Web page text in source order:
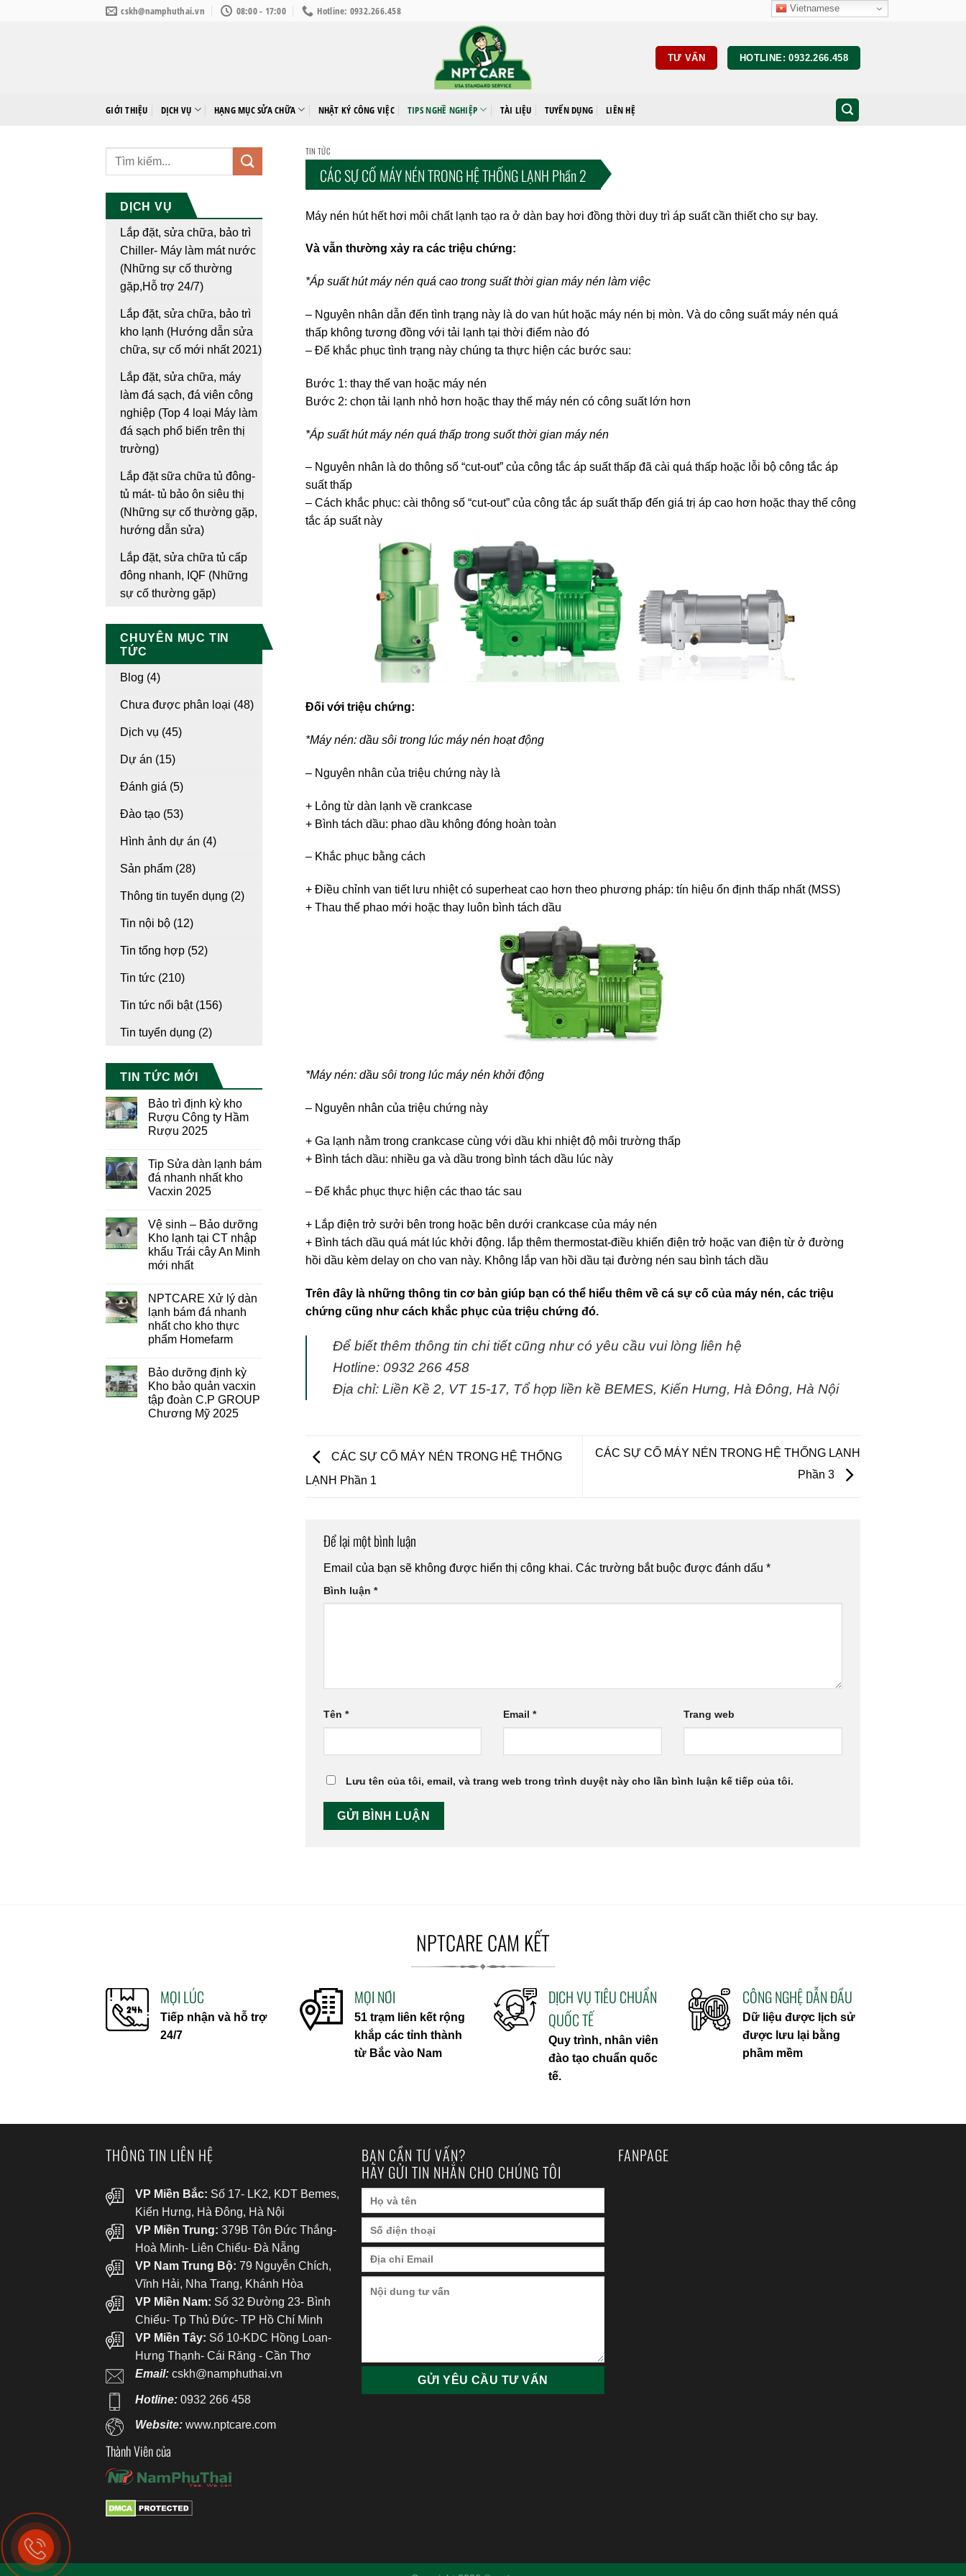
cskh@namphuthai.vn 08:00 - 17:00 Hotline: 0932.266.458
TƯ VẤN HOTLINE: 0932.266.458
GIỚI THIỆU DỊCH VỤ HẠNG MỤC SỬA CHỮA NHẬT KÝ CÔNG VIỆC TIPS NGHỀ NGHIỆP TÀI LIỆU TUYỂN DỤNG LIÊN HỆ
DỊCH VỤ
Lắp đặt, sửa chữa, bảo trì
Chiller- Máy làm mát nước
(Những sự cố thường
gặp,Hỗ trợ 24/7)
Lắp đặt, sửa chữa, bảo trì
kho lạnh (Hướng dẫn sửa
chữa, sự cố mới nhất 2021)
Lắp đặt, sửa chữa, máy
làm đá sạch, đá viên công
nghiệp (Top 4 loại Máy làm
đá sạch phổ biến trên thị
trường)
Lắp đặt sữa chữa tủ đông-
tủ mát- tủ bảo ôn siêu thị
(Những sự cố thường gặp,
hướng dẫn sửa)
Lắp đặt, sửa chữa tủ cấp
đông nhanh, IQF (Những
sự cố thường gặp)
CHUYÊN MỤC TIN
TỨC
Blog (4)
Chưa được phân loại (48)
Dịch vụ (45)
Dự án (15)
Đánh giá (5)
Đào tạo (53)
Hình ảnh dự án (4)
Sản phẩm (28)
Thông tin tuyển dụng (2)
Tin nội bộ (12)
Tin tổng hợp (52)
Tin tức (210)
Tin tức nổi bật(156)
Tin tuyển dụng (2)
TIN TỨC MỚI
Bảo trì định kỳ kho
Rượu Công ty Hầm
Rượu 2025
Tip Sửa dàn lạnh bám
đá nhanh nhất kho
Vacxin 2025
Vệ sinh – Bảo dưỡng
Kho lạnh tại CT nhập
khẩu Trái cây An Minh
mới nhất
NPTCARE Xử lý dàn
lạnh bám đá nhanh
nhất cho kho thực
phẩm Homefarm
Bảo dưỡng định kỳ
Kho bảo quản vacxin
tập đoàn C.P GROUP
Chương Mỹ 2025
TIN TỨC
CÁC SỰ CỐ MÁY NÉN TRONG HỆ THỐNG LẠNH Phần 2
Máy nén hút hết hơi môi chất lạnh tạo ra ở dàn bay hơi đồng thời duy trì áp suất cần thiết cho sự bay.
Và vẫn thường xảy ra các triệu chứng:
*Áp suất hút máy nén quá cao trong suất thời gian máy nén làm việc
– Nguyên nhân dẫn đến tình trạng này là do van hút hoặc máy nén bị mòn. Và do công suất máy nén quá
thấp không tương đồng với tải lạnh tại thời điểm nào đó
– Để khắc phục tình trạng này chúng ta thực hiện các bước sau:
Bước 1: thay thế van hoặc máy nén
Bước 2: chọn tải lạnh nhỏ hơn hoặc thay thế máy nén có công suất lớn hơn
*Áp suất hút máy nén quá thấp trong suốt thời gian máy nén
– Nguyên nhân là do thông số “cut-out” của công tắc áp suất thấp đã cài quá thấp hoặc lỗi bộ công tắc áp
suất thấp
– Cách khắc phục: cài thông số “cut-out” của công tắc áp suất thấp đến giá trị áp cao hơn hoặc thay thế công
tắc áp suất này
Đối với triệu chứng:
*Máy nén: dầu sôi trong lúc máy nén hoạt động
– Nguyên nhân của triệu chứng này là
+ Lỏng từ dàn lạnh về crankcase
+ Bình tách dầu: phao dầu không đóng hoàn toàn
– Khắc phục bằng cách
+ Điều chỉnh van tiết lưu nhiệt có superheat cao hơn theo phương pháp: tín hiệu ổn định thấp nhất (MSS)
+ Thau thế phao mới hoặc thay luôn bình tách dầu
*Máy nén: dầu sôi trong lúc máy nén khởi động
– Nguyên nhân của triệu chứng này
+ Ga lạnh nằm trong crankcase cùng với dầu khi nhiệt độ môi trường thấp
+ Bình tách dầu: nhiều ga và dầu trong bình tách dầu lúc này
– Để khắc phục thực hiện các thao tác sau
+ Lắp điện trở sưởi bên trong hoặc bên dưới crankcase của máy nén
+ Bình tách dầu quá mát lúc khởi động. lắp thêm thermostat-điều khiển điện trở hoặc van điện từ ở đường
hồi dầu kèm delay on cho van này. Không lắp van hồi dầu tại đường nén sau bình tách dầu
Trên đây là những thông tin cơ bản giúp bạn có thể hiểu thêm về cá sự cố của máy nén, các triệu
chứng cũng như cách khắc phục của triệu chứng đó.
Để biết thêm thông tin chi tiết cũng như có yêu cầu vui lòng liên hệ
Hotline: 0932 266 458
Địa chỉ: Liền Kề 2, VT 15-17, Tổ hợp liền kề BEMES, Kiến Hưng, Hà Đông, Hà Nội
CÁC SỰ CỐ MÁY NÉN TRONG HỆ THỐNG
LẠNH Phần 1
CÁC SỰ CỐ MÁY NÉN TRONG HỆ THỐNG LẠNH
Phần 3
Để lại một bình luận
Email của bạn sẽ không được hiển thị công khai. Các trường bắt buộc được đánh dấu *
Bình luận *
Tên * Email* Trang web
Lưu tên của tôi, email, và trang web trong trình duyệt này cho lần bình luận kế tiếp của tôi.
NPTCARE CAM KẾT
MỌI LÚC
Tiếp nhận và hỗ trợ
24/7
MỌI NƠI
51 trạm liên kết rộng
khắp các tỉnh thành
từ Bắc vào Nam
DỊCH VỤ TIÊU CHUẨN
QUỐC TẾ
Quy trình, nhân viên
đào tạo chuẩn quốc
tế.
CÔNG NGHỆ DẪN ĐẦU
Dữ liệu được lịch sử
được lưu lại bằng
phầm mềm
THÔNG TIN LIÊN HỆ
VP Miền Bắc: Số 17- LK2, KDT Bemes,
Kiến Hưng, Hà Đông, Hà Nội
VP Miền Trung: 379B Tôn Đức Thắng-
Hoà Minh- Liên Chiểu- Đà Nẵng
VP Nam Trung Bộ: 79 Nguyễn Chích,
Vĩnh Hải, Nha Trang, Khánh Hòa
VP Miền Nam: Số 32 Đường 23- Bình
Chiểu- Tp Thủ Đức- TP Hồ Chí Minh
VP Miền Tây: Số 10-KDC Hồng Loan-
Hưng Thạnh- Cái Răng - Cần Thơ
Email: cskh@namphuthai.vn
Hotline: 0932 266 458
Website:www.nptcare.com
Thành Viên của
BẠN CẦN TƯ VẤN?
HÃY GỬI TIN NHẮN CHO CHÚNG TÔI
FANPAGE
Vietnamese